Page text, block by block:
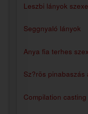
Leszbi lányok
Seggnyaló lányok
Anya fia terhes szex
Sz?rös pinabaszás
Compilation